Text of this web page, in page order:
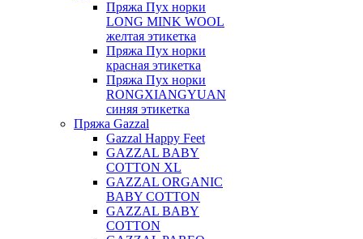
Пряжа Пух норки
LONG MINK WOOL
желтая этикетка
Пряжа Пух норки
красная этикетка
Пряжа Пух норки
RONGXIANGYUAN
синяя этикетка
Пряжа Gazzal
Gazzal Happy Feet
GAZZAL BABY
COTTON XL
GAZZAL ORGANIC
BABY COTTON
GAZZAL BABY
COTTON